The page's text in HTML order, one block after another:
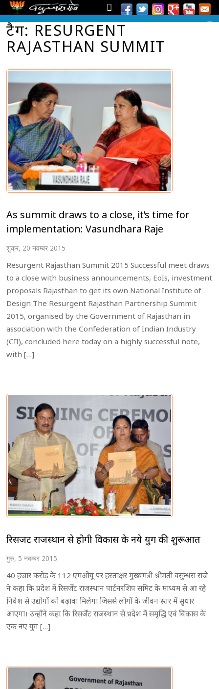
टैग: RESURGENT
RAJASTHAN SUMMIT
As summit draws to a close, it’s time for
implementation: Vasundhara Raje
शुक्र, 20 नवम्बर 2015
Resurgent Rajasthan Summit 2015 Successful meet draws
to a close with business announcements, EoIs, investment
proposals Rajasthan to get its own National Institute of
Design The Resurgent Rajasthan Partnership Summit
2015, organised by the Government of Rajasthan in
association with the Confederation of Indian Industry
(CII), concluded here today on a highly successful note,
with […]
रिसर्जेंट राजस्थान से होगी विकास के नये युग की शुरूआत
गुरु, 5 नवम्बर 2015
40 हजार करोड़ के 112 एमओयू पर हस्ताक्षर मुख्यमंत्री श्रीमती वसुन्धरा राजे
ने कहा कि प्रदेश में रिसर्जेंट राजस्थान पार्टनरशिप समिट के माध्यम से आ रहे
निवेश से उद्योगों को बढ़ावा मिलेगा जिससे लोगों केे जीवन स्तर में सुधार
आएगा। उन्होंने कहा कि रिसर्जेंट राजस्थान से प्रदेश में समृृद्धि एवं विकास के
एक नए युग […]